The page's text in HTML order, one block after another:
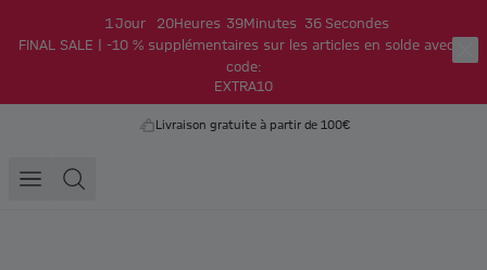
1Jour 20Heures 39Minutes 36 Secondes
FINAL SALE | -10 % supplémentaires sur les articles en solde avec le
code:
EXTRA10
Livraison gratuite à partir de 100€